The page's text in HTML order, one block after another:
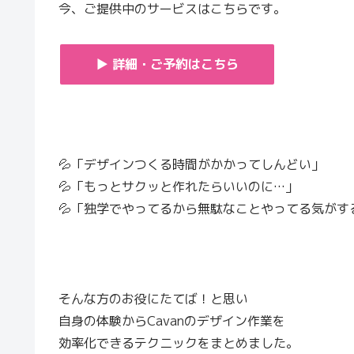
今、ご提供中のサービスはこちらです。
▶ 詳細・ご予約はこちら
💦「デザインつくる時間がかかってしんどい」
💦「もっとサクッと作れたらいいのに…」
💦「独学でやってるから無駄なことやってる気が
そんな方のお役にたてば！と思い
自身の体験からCavanのデザイン作業を
効率化できるテクニックをまとめました。